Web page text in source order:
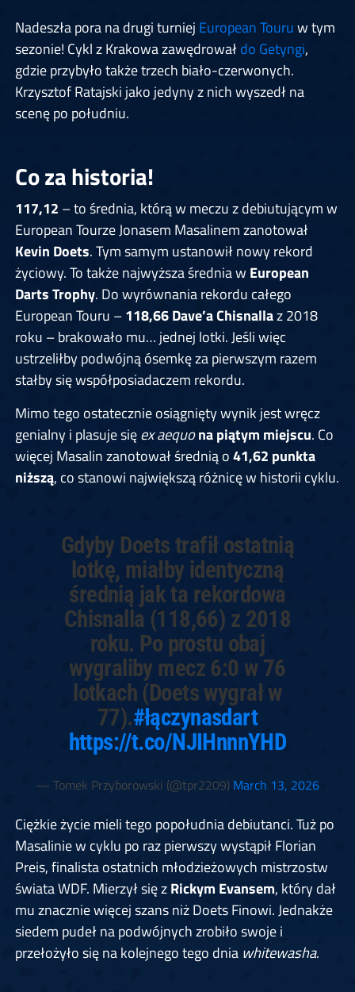
Nadeszła pora na drugi turniej European Touruw tym
sezonie! Cykl z Krakowa zawędrowałdo Getyngi,
gdzie przybyło także trzech biało-czerwonych.
Krzysztof Ratajski jako jedyny z nich wyszedł na
scenę po południu.
Co za historia!
117,12 – to średnia, którą w meczu z debiutującym w
European Tourze Jonasem Masalinem zanotował
Kevin Doets. Tym samym ustanowił nowy rekord
życiowy. To także najwyższa średnia w European
Darts Trophy. Do wyrównania rekordu całego
European Touru –118,66 Dave’a Chisnallaz 2018
roku – brakowało mu… jednej lotki. Jeśli więc
ustrzeliłby podwójną ósemkę za pierwszym razem
stałby się współposiadaczem rekordu.
Mimo tego ostatecznie osiągnięty wynik jest wręcz
genialny i plasuje sięex aequona piątym miejscu. Co
więcej Masalin zanotował średnią o41,62 punkta
niższą, co stanowi największą różnicę w historii cyklu.
Gdyby Doets trafił ostatnią
lotkę, miałby identyczną
średnią jak ta rekordowa
Chisnalla (118,66) z 2018
roku. Po prostu obaj
wygraliby mecz 6:0 w 76
lotkach (Doets wygrał w
77).#łączynasdart
https://t.co/NJIHnnnYHD
— Tomek Przyborowski (@tpr2209) March 13, 2026
Ciężkie życie mieli tego popołudnia debiutanci. Tuż po
Masalinie w cyklu po raz pierwszy wystąpiłFlorian
Preis, finalista ostatnich młodzieżowych mistrzostw
świata WDF. Mierzył się zRickym Evansem, który dał
mu znacznie więcej szans niż Doets Finowi. Jednakże
siedem pudeł na podwójnych zrobiło swoje i
przełożyło się na kolejnego tego dnia whitewasha.